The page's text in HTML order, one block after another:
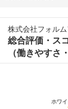
株式会社フォル
総合評価・ス
（働きやすさ